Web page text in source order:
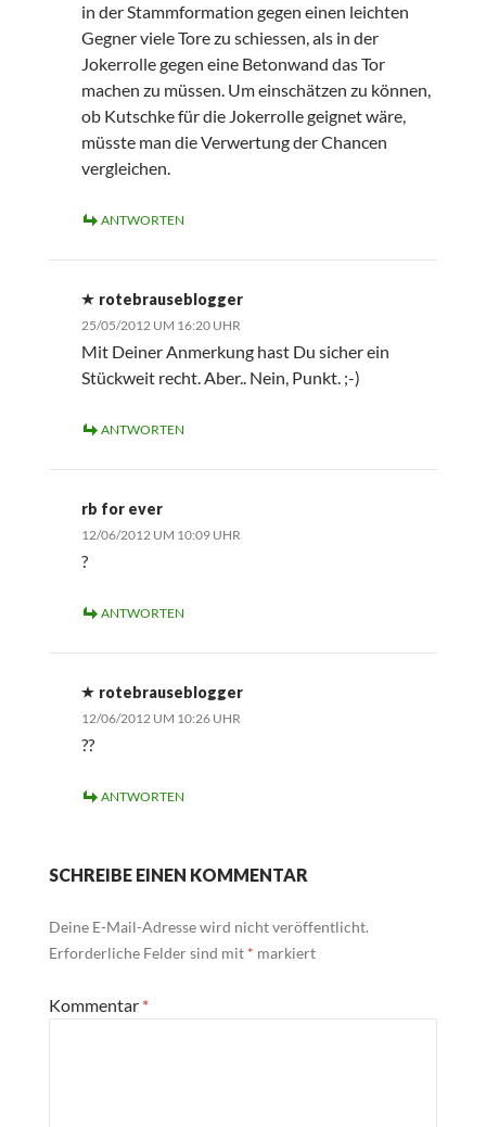
in der Stammformation gegen einen leichten
Gegner viele Tore zu schiessen, als in der
Jokerrolle gegen eine Betonwand das Tor
machen zu müssen. Um einschätzen zu können,
ob Kutschke für die Jokerrolle geignet wäre,
müsste man die Verwertung der Chancen
vergleichen.
ANTWORTEN
rotebrauseblogger
25/05/2012 UM 16:20 UHR
Mit Deiner Anmerkung hast Du sicher ein
Stückweit recht. Aber.. Nein, Punkt. ;-)
ANTWORTEN
rb for ever
12/06/2012 UM 10:09 UHR
?
ANTWORTEN
rotebrauseblogger
12/06/2012 UM 10:26 UHR
??
ANTWORTEN
SCHREIBE EINEN KOMMENTAR
Deine E-Mail-Adresse wird nicht veröffentlicht.
Erforderliche Felder sind mit * markiert
Kommentar *